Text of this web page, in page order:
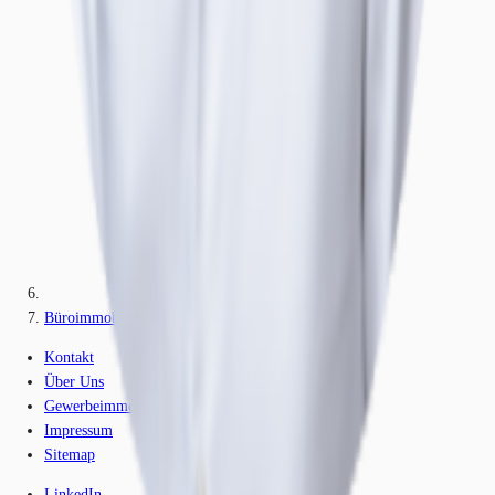
Büroimmobilie - Köln, Deutz - K1878
Kontakt
Über Uns
Gewerbeimmobilien-Lexikon
Impressum
Sitemap